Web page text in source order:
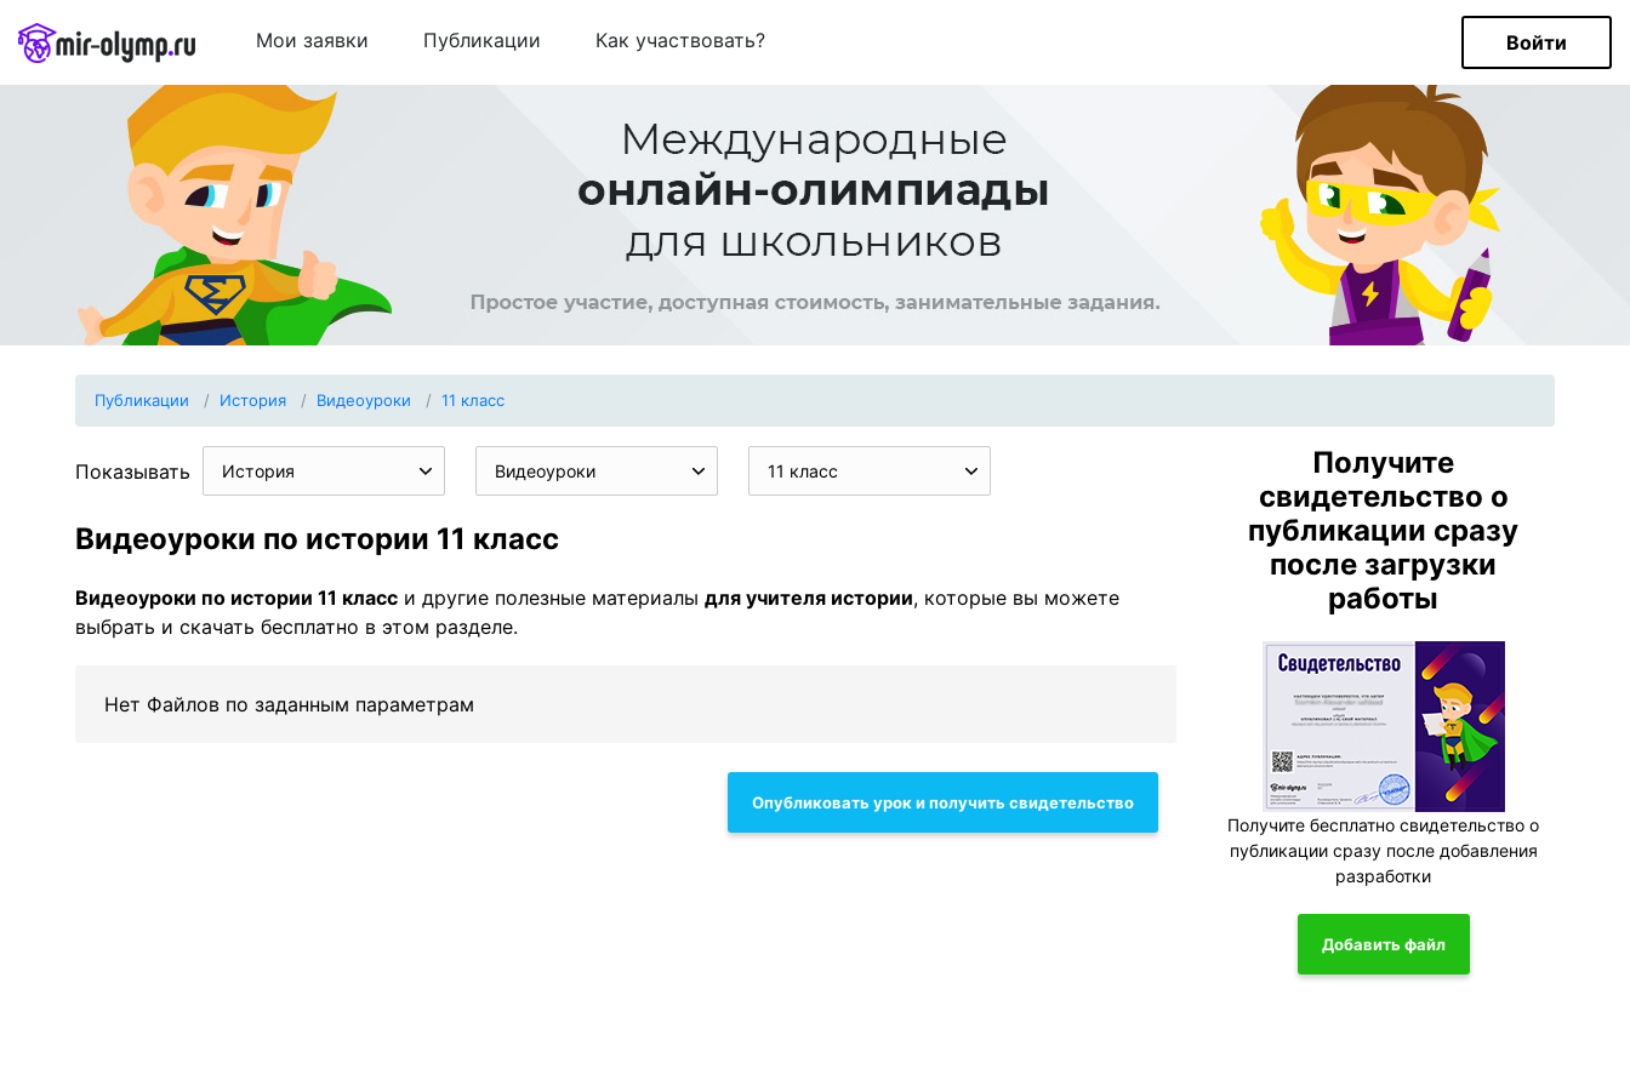
Мои заявки Публикации Как участвовать? Войти
Публикации История Видеоуроки 11 класс
Показывать История Видеоуроки 11 класс
Видеоуроки по истории 11 класс
Видеоуроки по истории 11 класс и другие полезные материалы для учителя истории, которые вы можете
выбрать и скачать бесплатно в этом разделе.
Нет Файлов по заданным параметрам
Опубликовать урок и получить свидетельство
Получите
свидетельство о
публикации сразу
после загрузки
работы
Получите бесплатно свидетельство о
публикации сразу после добавления
разработки
Добавить файл